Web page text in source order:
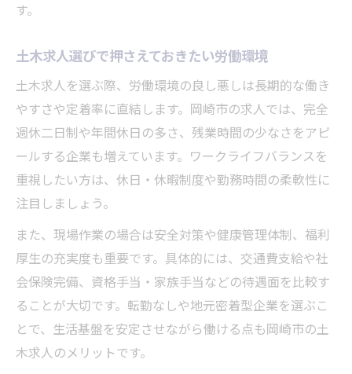
す。
土木求人選びで押さえておきたい労働環境
土木求人を選ぶ際、労働環境の良し悪しは長期的な働き
やすさや定着率に直結します。岡崎市の求人では、完全
週休二日制や年間休日の多さ、残業時間の少なさをアピ
ールする企業も増えています。ワークライフバランスを
重視したい方は、休日・休暇制度や勤務時間の柔軟性に
注目しましょう。
また、現場作業の場合は安全対策や健康管理体制、福利
厚生の充実度も重要です。具体的には、交通費支給や社
会保険完備、資格手当・家族手当などの待遇面を比較す
ることが大切です。転勤なしや地元密着型企業を選ぶこ
とで、生活基盤を安定させながら働ける点も岡崎市の土
木求人のメリットです。